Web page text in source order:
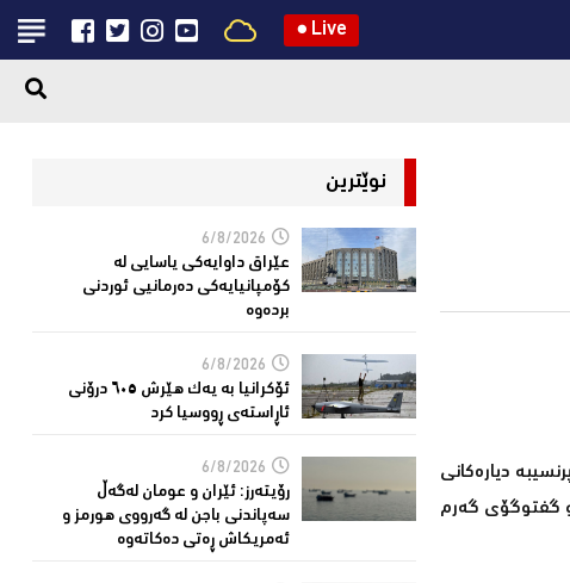
● Live
دیاره‌كانی
گفتوگۆی گه‌رم
نوێترین
6/8/2026
عێراق داوایەکی یاسایی لە
کۆمپانیایه‌كی دەرمانیى ئوردنی
بردەوە
6/8/2026
ئۆکرانیا بە یەک هێرش ٦٠٥ درۆنی
ئاڕاستەى ڕووسیا کرد
6/8/2026
رۆیتەرز: ئێران و عومان لەگەڵ
سەپاندنی باجن لە گەرووی هورمز و
ئەمریکاش ڕەتی دەکاتەوە